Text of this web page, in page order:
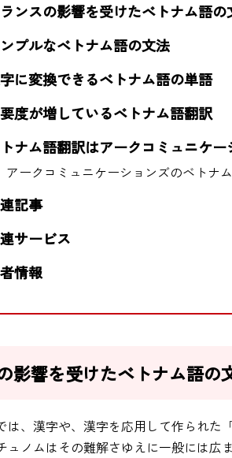
ンスの影響を受けたベトナム語の
プルなベトナム語の文法
に変換できるベトナム語の単語
度が増しているベトナム語翻訳
ナム語翻訳はアークコミュニケ
アークコミュニケーションズのベトナ
記事
サービス
情報
影響を受けたベトナム語の
は、漢字や、漢字を応用して作られた
ュノムはその難解さゆえに一般には広